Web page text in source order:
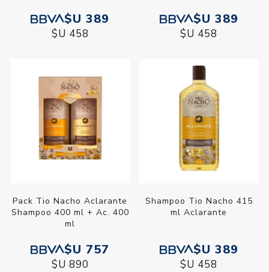
$U 389
$U 458
$U 389
$U 458
Pack Tio Nacho Aclarante
Shampoo 400 ml + Ac. 400
ml
$U 757
$U 890
Shampoo Tio Nacho 415
ml Aclarante
$U 389
$U 458